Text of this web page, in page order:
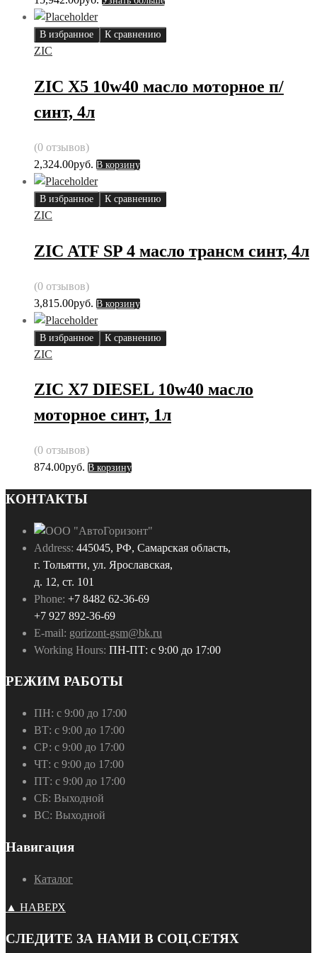
В избранное К сравнению
ZIC
ZIC X5 10w40 масло моторное п/
синт, 4л
(0 отзывов)
2,324.00руб. В корзину
В избранное К сравнению
ZIC
ZIC ATF SP 4 масло трансм синт, 4л
(0 отзывов)
3,815.00руб. В корзину
В избранное К сравнению
ZIC
ZIC X7 DIESEL 10w40 масло
моторное синт, 1л
(0 отзывов)
874.00руб. В корзину
КОНТАКТЫ
Address: 445045, РФ, Самарская область,
г. Тольятти, ул. Ярославская,
д. 12, ст. 101
Phone: +7 8482 62-36-69
+7 927 892-36-69
E-mail: gorizont-gsm@bk.ru
Working Hours: ПН-ПТ: с 9:00 до 17:00
РЕЖИМ РАБОТЫ
ПН: с 9:00 до 17:00
ВТ: с 9:00 до 17:00
СР: с 9:00 до 17:00
ЧТ: с 9:00 до 17:00
ПТ: с 9:00 до 17:00
СБ: Выходной
ВС: Выходной
Навигация
Каталог
▲ НАВЕРХ
СЛЕДИТЕ ЗА НАМИ В СОЦ.СЕТЯХ